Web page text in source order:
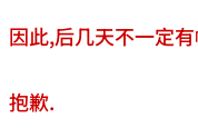
因此,后几天不一定
抱歉.